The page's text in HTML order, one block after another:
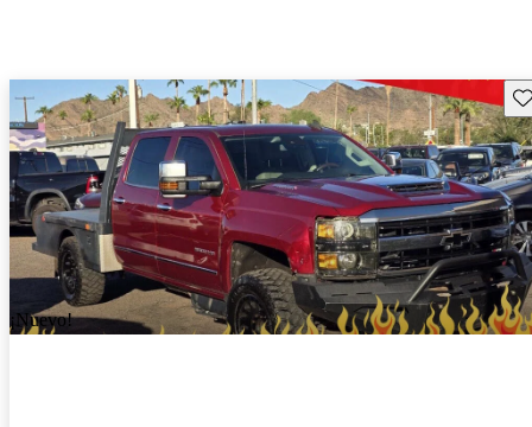
¡Nuevo!